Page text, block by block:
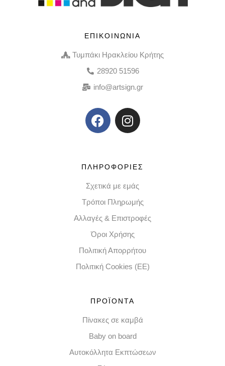
ΕΠΙΚΟΙΝΩΝΙΑ
Τυμπάκι Ηρακλείου Κρήτης
28920 51596
info@artsign.gr
ΠΛΗΡΟΦΟΡΙΕΣ
Σχετικά με εμάς
Τρόποι Πληρωμής
Αλλαγές & Επιστροφές
Όροι Χρήσης
Πολιτική Απορρήτου
Πολιτική Cookies (EE)
ΠΡΟΪΟΝΤΑ
Πίνακες σε καμβά
Baby on board
Αυτοκόλλητα Εκπτώσεων